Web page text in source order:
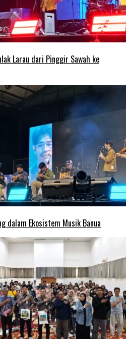
Larau dari Pinggir Sawah ke
dalam Ekosistem Musik Banua